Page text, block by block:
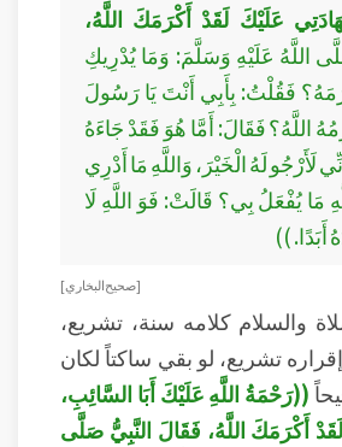
عَلَيْكَ لَقَدْ أَكْرَمَكَ اللَّهُ،
اللَّهُ عَلَيْهِ وَسَلَّمَ: وَمَا يُدْرِيكِ
فَقُلْتُ: بِأَبِي أَنْتَ يَا رَسُولَ
اللَّهُ؟ فَقَالَ: أَمَّا هُوَ فَقَدْ جَاءَهُ
لَأَرْجُو لَهُ الْخَيْرَ، وَاللَّهِ مَا أَدْرِي
مَا يُفْعَلُ بِي؟ قَالَتْ: فَوَ اللَّهِ لَا
أَبَدًا. ))
[ صحيح البخاري ]
والسلام كلامه سنة، تشريع،
تشريع، لو بقي ساكتاً لكان
((رَحْمَةُ اللَّهِ عَلَيْكَ أَبَا السَّائِبِ،
أَكْرَمَكَ اللَّهُ، فَقَالَ النَّبِيُّ صَلَّى